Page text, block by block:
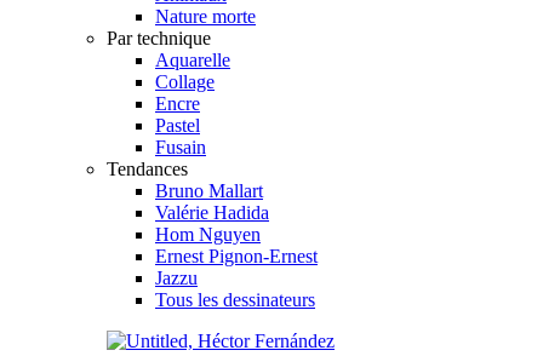
Nature morte
Par technique
Aquarelle
Collage
Encre
Pastel
Fusain
Tendances
Bruno Mallart
Valérie Hadida
Hom Nguyen
Ernest Pignon-Ernest
Jazzu
Tous les dessinateurs